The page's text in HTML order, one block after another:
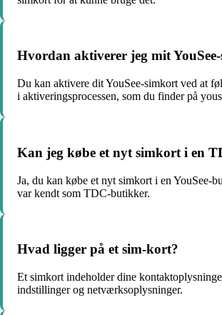
Hvordan aktiverer jeg mit
Du kan aktivere dit YouSee-simkort ved at
i aktiveringsprocessen, som du finder på
Kan jeg købe et nyt simkort i en
Ja, du kan købe et nyt simkort i en YouSee-
var kendt som TDC-butikker.
Hvad ligger på et sim-kort?
Et simkort indeholder dine
indstillinger og netværksoplysninger.